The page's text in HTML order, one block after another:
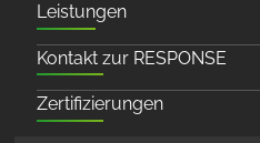
Leistungen
Kontakt zur RESPONSE
Zertifizierungen